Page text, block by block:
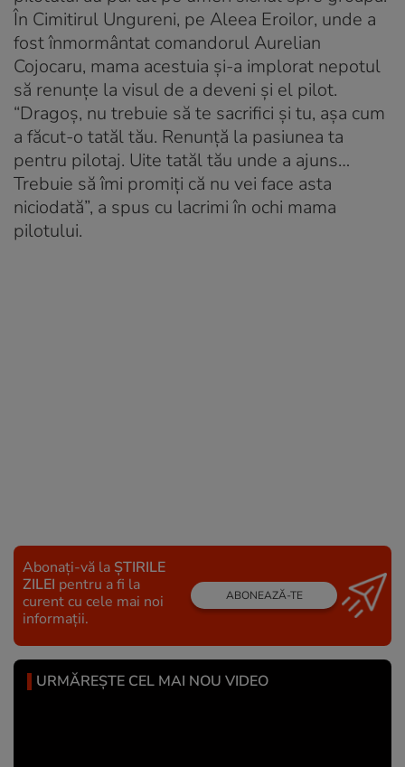
În Cimitirul Ungureni, pe Aleea Eroilor, unde a
fost înmormântat comandorul Aurelian
Cojocaru, mama acestuia şi-a implorat nepotul
să renunţe la visul de a deveni şi el pilot.
“Dragoş, nu trebuie să te sacrifici şi tu, aşa cum
a făcut-o tatăl tău. Renunţă la pasiunea ta
pentru pilotaj. Uite tatăl tău unde a ajuns…
Trebuie să îmi promiţi că nu vei face asta
niciodată”, a spus cu lacrimi în ochi mama
pilotului.
Abonați-vă la ȘTIRILE
ZILEI pentru a fi la
curent cu cele mai noi
informații.
ABONEAZĂ-TE
URMĂREȘTE CEL MAI NOU VIDEO